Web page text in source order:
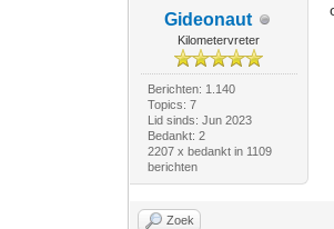
Gideonaut
Kilometervreter
Berichten: 1.140
Topics: 7
Lid sinds: Jun 2023
Bedankt: 2
2207 x bedankt in 1109
berichten
Zoek